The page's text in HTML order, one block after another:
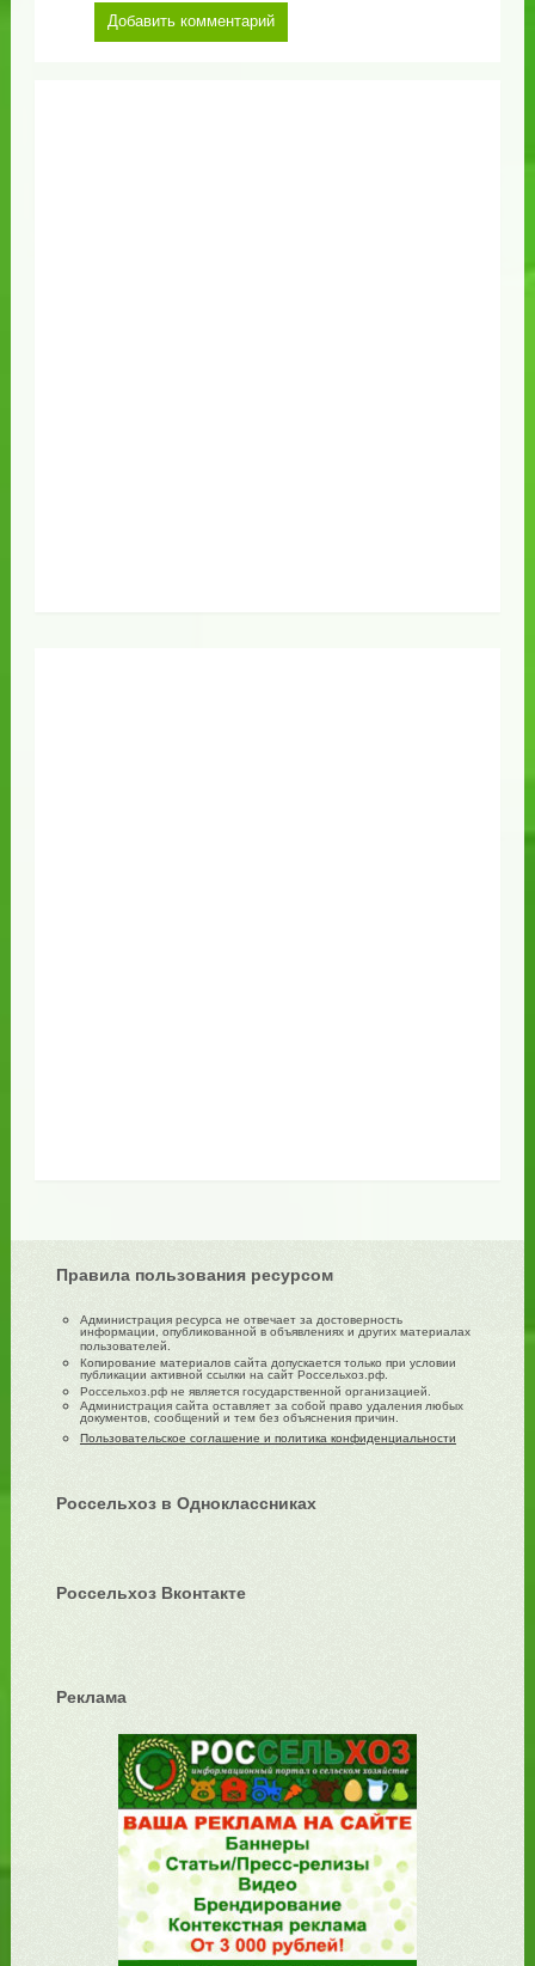
Добавить комментарий
Правила пользования ресурсом
Администрация ресурса не отвечает за достоверность
информации, опубликованной в объявлениях и других материалах
пользователей.
Копирование материалов сайта допускается только при условии
публикации активной ссылки на сайт Россельхоз.рф.
Россельхоз.рф не является государственной организацией.
Администрация сайта оставляет за собой право удаления любых
документов, сообщений и тем без объяснения причин.
Пользовательское соглашение и политика конфиденциальности
Россельхоз в Одноклассниках
Россельхоз Вконтакте
Реклама